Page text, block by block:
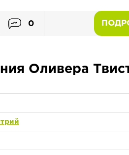
0
Оливера